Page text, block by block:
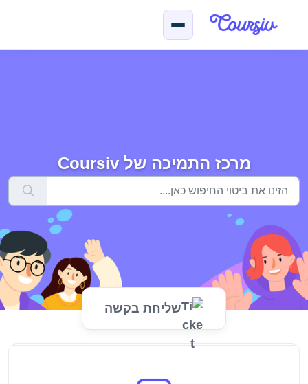
מרכז התמיכה של Coursiv
שליחת בקשה